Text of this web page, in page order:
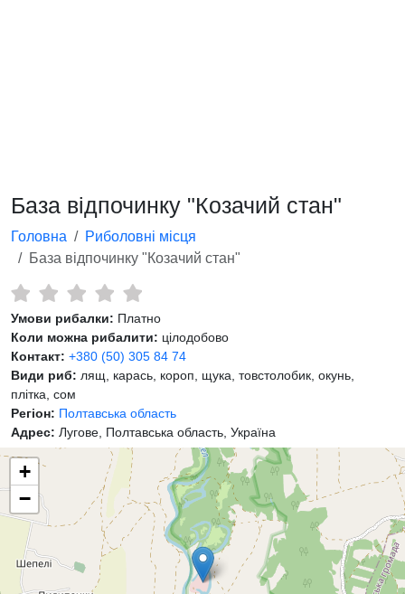
База відпочинку "Козачий стан"
Головна
Риболовні місця
База відпочинку "Козачий стан"
Умови рибалки: Платно
Коли можна рибалити: цілодобово
Контакт: +380 (50) 305 84 74
Види риб: лящ, карась, короп, щука, товстолобик, окунь,
плітка, сом
Регіон: Полтавська область
Адрес: Лугове, Полтавська область, Україна
+
−